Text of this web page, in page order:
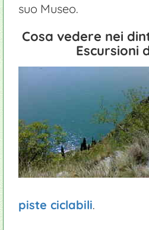
suo Museo.
Cosa vedere nei
Escursioni
piste ciclabili.